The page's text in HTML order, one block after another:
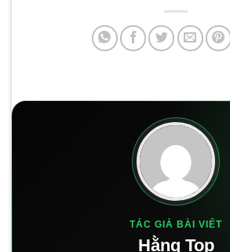
TÁC GIẢ BÀI VIẾT
Hằng Top